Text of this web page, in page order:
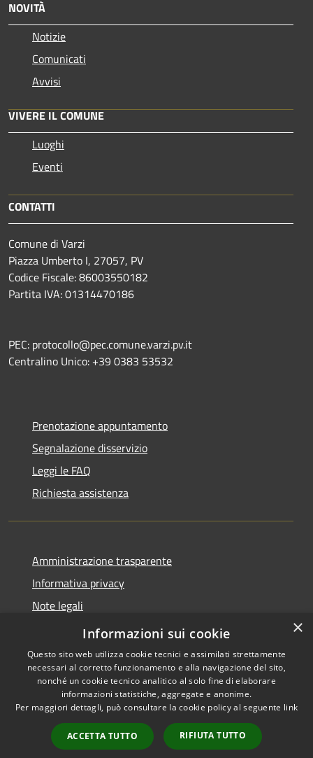
NOVITÀ
Notizie
Comunicati
Avvisi
VIVERE IL COMUNE
Luoghi
Eventi
CONTATTI
Comune di Varzi
Piazza Umberto I, 27057, PV
Codice Fiscale: 86003550182
Partita IVA: 01314470186
PEC: protocollo@pec.comune.varzi.pv.it
Centralino Unico: +39 0383 53532
Prenotazione appuntamento
Segnalazione disservizio
Leggi le FAQ
Richiesta assistenza
Amministrazione trasparente
Informativa privacy
Note legali
Dichiarazione di accessibilità
Accessibilità
Copyright © 2026 • Comune di
Varzi • Powered by
Municipium•
Accesso
redazione
×
Informazioni sui cookie
Questo sito web utilizza cookie tecnici e assimilati strettamente
necessari al corretto funzionamento e alla navigazione del sito,
nonché un cookie tecnico analitico al solo fine di elaborare
informazioni statistiche, aggregate e anonime.
Per maggiori dettagli, può consultare la cookie policy al seguente link
ACCETTA TUTTO RIFIUTA TUTTO